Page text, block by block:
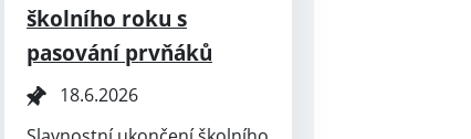
školního roku s
pasování prvňáků
18.6.2026